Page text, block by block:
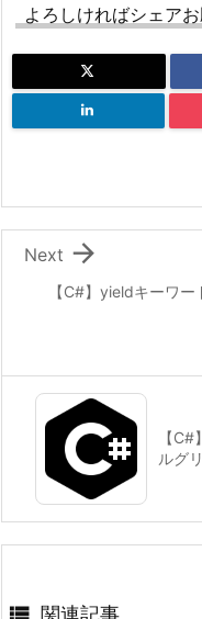
よろしければシェア
【C#】yieldキーワ

Next
【
ルグ
 関連記事